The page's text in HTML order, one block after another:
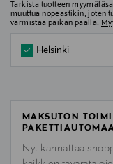
Tarkista tuotteen
muuttua nopeastikin, joten
varmistaa paikan päällä.
Helsinki
MAKSUTON
Nyt kannattaa